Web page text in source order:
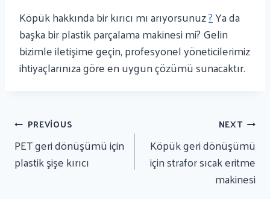
Köpük hakkında bir kırıcı mı arıyorsunuz?Ya da
başka bir plastik parçalama makinesi mi? Gelin
bizimle iletişime geçin, profesyonel yöneticilerimiz
ihtiyaçlarınıza göre en uygun çözümü sunacaktır.
Yazı
Gezinmesi
PREVIOUS
PET geri dönüşümü için
plastik şişe kırıcı
NEXT
Köpük geri dönüşümü
için strafor sıcak eritme
makinesi